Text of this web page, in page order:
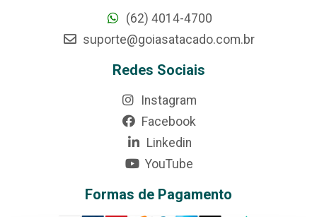
(62) 4014-4700
suporte@goiasatacado.com.br
Redes Sociais
Instagram
Facebook
Linkedin
YouTube
Formas de Pagamento